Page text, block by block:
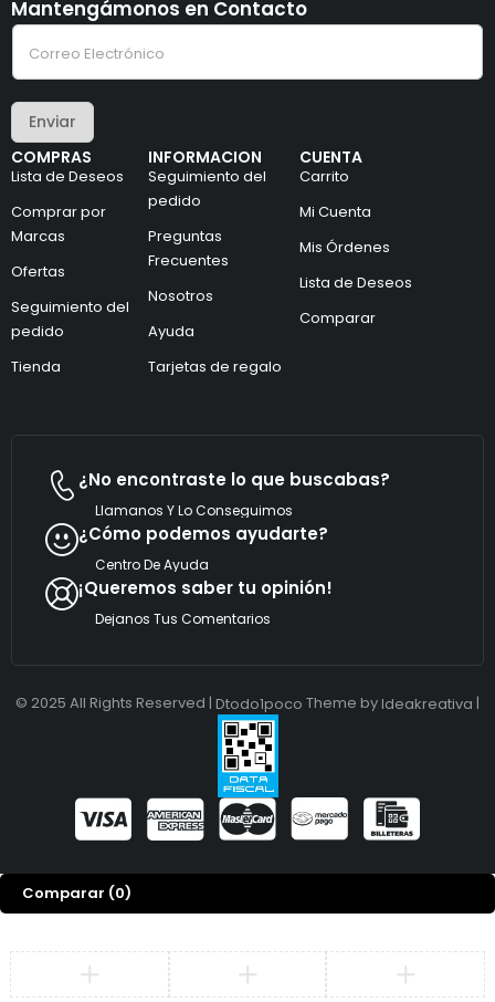
COMPRAS
Lista de Deseos
Comprar por
Marcas
Ofertas
Seguimiento del
pedido
Tienda
INFORMACION
Seguimiento del
pedido
Preguntas
Frecuentes
Nosotros
Ayuda
Tarjetas de regalo
CUENTA
Carrito
Mi Cuenta
Mis Órdenes
Lista de Deseos
Comparar
Mantengámonos en Contacto
e
l
c
r
n
i
c
o
C
o
r
e
o
*
C
e
e
l
e
t
r
n
c
o
Enviar
¿No encontraste lo que buscabas?
Llamanos Y Lo Conseguimos
¿Cómo podemos ayudarte?
Centro De Ayuda
¡Queremos saber tu opinión!
Dejanos Tus Comentarios
© 2025 All Rights Reserved | Dtodo1poco Theme by Ideakreativa |
Comparar (0)